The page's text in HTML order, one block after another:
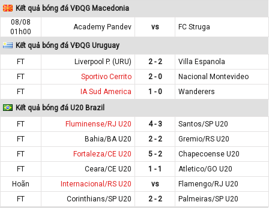
Kết quả bóng đá VĐQG Macedonia
08/08
01h00
Academy Pandev vs FC Struga
Kết quả bóng đá VĐQG Uruguay
FT
Liverpool P. (URU) 2 - 2
Villa Espanola
FT
Sportivo Cerrito 2 - 0
Nacional Montevideo
FT
IA Sud America 1 - 0
Wanderers
Kết quả bóng đá U20 Brazil
FT
Fluminense/RJ U20 4 - 3
Santos/SP U20
FT
Bahia/BA U20 2 - 2
Gremio/RS U20
FT
Fortaleza/CE U20 5 - 2
Chapecoense U20
FT
Ceara/CE U20 1 - 1
Atletico/GO U20
Hoãn
Internacional/RS U20 vs
Flamengo/RJ U20
FT
Corinthians/SP U20 2 - 2
Palmeiras/SP U20